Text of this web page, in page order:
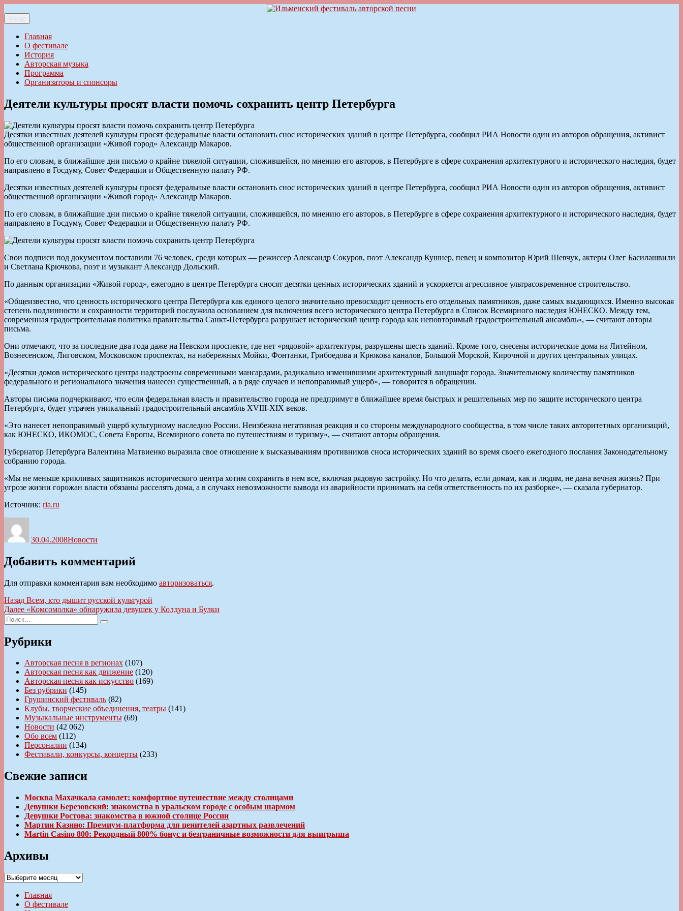
к
содержимому
Ильменский фестиваль авторской песни
Меню
Главная
О фестивале
История
Авторская музыка
Программа
Организаторы и спонсоры
Деятели культуры просят власти помочь сохранить центр Петербурга
Десятки известных деятелей культуры просят федеральные власти остановить снос исторических зданий в центре Петербурга, сообщил РИА Новости один из авторов обращения, активист
общественной организации «Живой город» Александр Макаров.
По его словам, в ближайшие дни письмо о крайне тяжелой ситуации, сложившейся, по мнению его авторов, в Петербурге в сфере сохранения архитектурного и исторического наследия, будет
направлено в Госдуму, Совет Федерации и Общественную палату РФ.
Десятки известных деятелей культуры просят федеральные власти остановить снос исторических зданий в центре Петербурга, сообщил РИА Новости один из авторов обращения, активист
общественной организации «Живой город» Александр Макаров.
По его словам, в ближайшие дни письмо о крайне тяжелой ситуации, сложившейся, по мнению его авторов, в Петербурге в сфере сохранения архитектурного и исторического наследия, будет
направлено в Госдуму, Совет Федерации и Общественную палату РФ.
Свои подписи под документом поставили 76 человек, среди которых — режиссер Александр Сокуров, поэт Александр Кушнер, певец и композитор Юрий Шевчук, актеры Олег Басилашвили
и Светлана Крючкова, поэт и музыкант Александр Дольский.
По данным организации «Живой город», ежегодно в центре Петербурга сносят десятки ценных исторических зданий и ускоряется агрессивное ультрасовременное строительство.
«Общеизвестно, что ценность исторического центра Петербурга как единого целого значительно превосходит ценность его отдельных памятников, даже самых выдающихся. Именно высокая
степень подлинности и сохранности территорий послужила основанием для включения всего исторического центра Петербурга в Список Всемирного наследия ЮНЕСКО. Между тем,
современная градостроительная политика правительства Санкт-Петербурга разрушает исторический центр города как неповторимый градостроительный ансамбль», — считают авторы
письма.
Они отмечают, что за последние два года даже на Невском проспекте, где нет «рядовой» архитектуры, разрушены шесть зданий. Кроме того, снесены исторические дома на Литейном,
Вознесенском, Лиговском, Московском проспектах, на набережных Мойки, Фонтанки, Грибоедова и Крюкова каналов, Большой Морской, Кирочной и других центральных улицах.
«Десятки домов исторического центра надстроены современными мансардами, радикально изменившими архитектурный ландшафт города. Значительному количеству памятников
федерального и регионального значения нанесен существенный, а в ряде случаев и непоправимый ущерб», — говорится в обращении.
Авторы письма подчеркивают, что если федеральная власть и правительство города не предпримут в ближайшее время быстрых и решительных мер по защите исторического центра
Петербурга, будет утрачен уникальный градостроительный ансамбль XVIII-XIX веков.
«Это нанесет непоправимый ущерб культурному наследию России. Неизбежна негативная реакция и со стороны международного сообщества, в том числе таких авторитетных организаций,
как ЮНЕСКО, ИКОМОС, Совета Европы, Всемирного совета по путешествиям и туризму», — считают авторы обращения.
Губернатор Петербурга Валентина Матвиенко выразила свое отношение к высказываниям противников сноса исторических зданий во время своего ежегодного послания Законодательному
собранию города.
«Мы не меньше крикливых защитников исторического центра хотим сохранить в нем все, включая рядовую застройку. Но что делать, если домам, как и людям, не дана вечная жизнь? При
угрозе жизни горожан власти обязаны расселять дома, а в случаях невозможности вывода из аварийности принимать на себя ответственность по их разборке», — сказала губернатор.
Источник: ria.ru
30.04.2008Новости
Добавить комментарий
Для отправки комментария вам необходимо авторизоваться.
Навигация
по
записям
Назад Предыдущая
запись:
Всем, кто дышит русской культурой
Далее Следующая
«Комсомолка» обнаружила девушек у Колдуна и Булки
Искать:
Поиск
Рубрики
Авторская песня в регионах (107)
Авторская песня как движение (120)
Авторская песня как искусство (169)
Без рубрики (145)
Грушинский фестиваль (82)
Клубы, творческие объединения, театры (141)
Музыкальные инструменты (69)
Новости (42 062)
Обо всем (112)
Персоналии (134)
Фестивали, конкурсы, концерты (233)
Свежие записи
Москва Махачкала самолет: комфортное путешествие между столицами
Девушки Березовский: знакомства в уральском городе с особым шармом
Девушки Ростова: знакомства в южной столице России
Мартин Казино: Премиум-платформа для ценителей азартных развлечений
Martin Casino 800: Рекордный 800% бонус и безграничные возможности для выигрыша
Архивы
Архивы
Главная
О фестивале